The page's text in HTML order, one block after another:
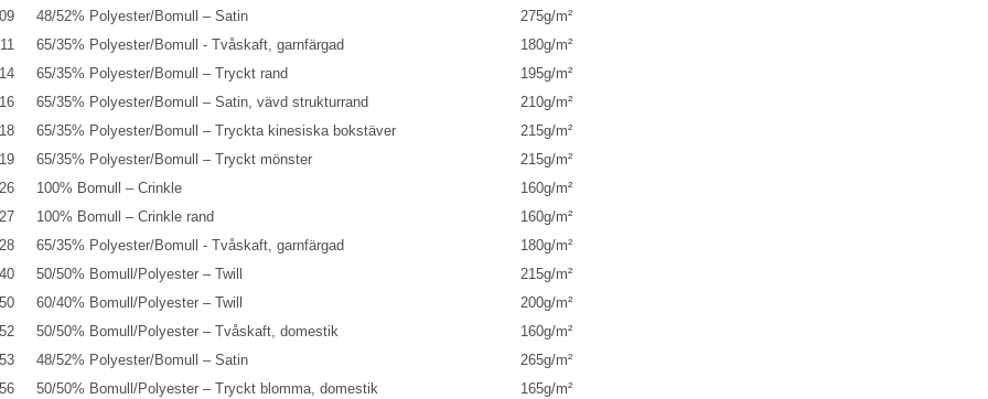
48/52% Polyester/Bomull – Satin 275g/m²
65/35% Polyester/Bomull - Tvåskaft, garnfärgad 180g/m²
65/35% Polyester/Bomull – Tryckt rand 195g/m²
65/35% Polyester/Bomull – Satin, vävd strukturrand 210g/m²
65/35% Polyester/Bomull – Tryckta kinesiska bokstäver 215g/m²
65/35% Polyester/Bomull – Tryckt mönster 215g/m²
100% Bomull – Crinkle 160g/m²
100% Bomull – Crinkle rand 160g/m²
65/35% Polyester/Bomull - Tvåskaft, garnfärgad 180g/m²
50/50% Bomull/Polyester – Twill 215g/m²
60/40% Bomull/Polyester – Twill 200g/m²
50/50% Bomull/Polyester – Tvåskaft, domestik 160g/m²
48/52% Polyester/Bomull – Satin 265g/m²
50/50% Bomull/Polyester – Tryckt blomma, domestik 165g/m²